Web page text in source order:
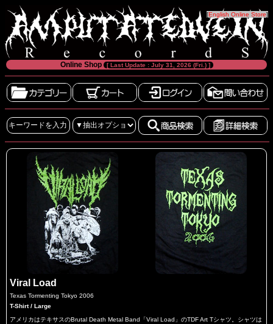
[English Online Store]
Online Shop [ Last Update : July 31, 2026 (Fri.) ]
Viral Load
Texas Tormenting Tokyo 2006
T-Shirt / Large
アメリカはテキサスのBrutal Death Metal Band「Viral Load」のTDF Art Tシャツ。シャツは